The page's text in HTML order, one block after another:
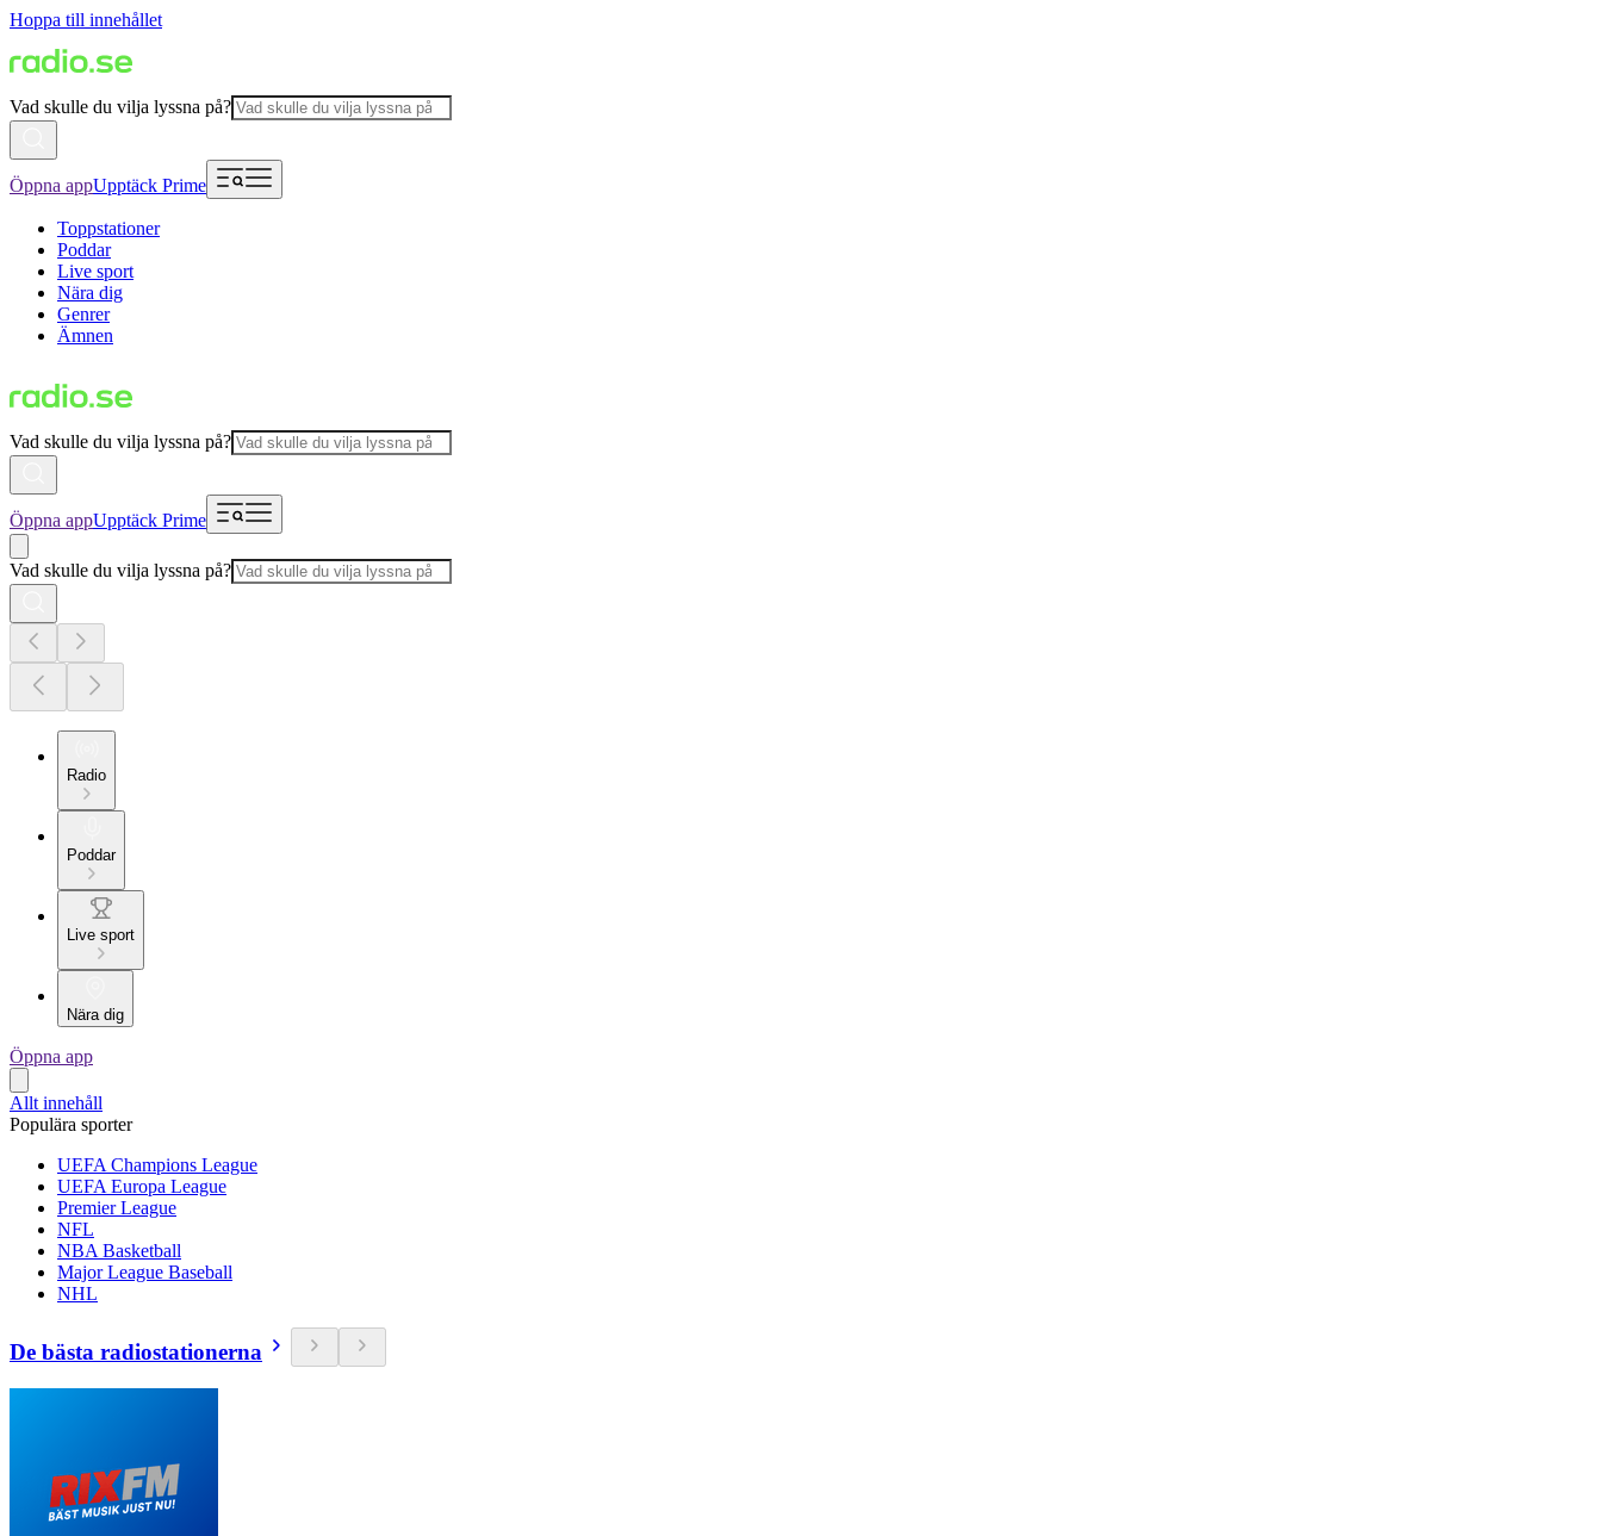
Hoppa till innehållet
Vad skulle du vilja lyssna på?
Öppna appUpptäck Prime
Toppstationer
Poddar
Live sport
Nära dig
Genrer
Ämnen
Vad skulle du vilja lyssna på?
Öppna appUpptäck Prime
Vad skulle du vilja lyssna på?
Radio
Poddar
Live sport
Nära dig
Öppna app
Allt innehåll
Populära sporter
UEFA Champions League
UEFA Europa League
Premier League
NFL
NBA Basketball
Major League Baseball
NHL
De bästa radiostationerna